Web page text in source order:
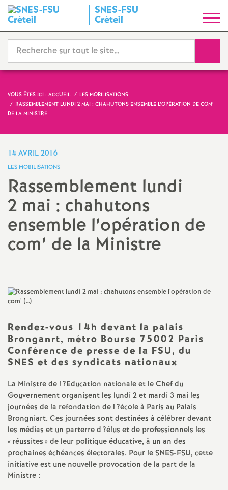
SNES-FSU
Créteil
y
n
d
t
N
i
o
n
a
l
d
e
VOUS ÊTES ICI : ACCUEIL
LES MOBILISATIONS
RASSEMBLEMENT LUNDI 2 MAI : CHAHUTONS ENSEMBLE L’OPÉRATION DE COM’
DE LA MINISTRE
14 AVRIL 2016
LES MOBILISATIONS
Rassemblement lundi
2 mai : chahutons
ensemble l’opération de
com’ de la Ministre
Rendez-vous 14h devant la palais
Bronganrt, métro Bourse 75002 Paris
Conférence de presse de la FSU, du
SNES et des syndicats nationaux
La Ministre de l?Education nationale et le Chef du
Gouvernement organisent les lundi 2 et mardi 3 mai les
journées de la refondation de l?école à Paris au Palais
Brongniart. Ces journées sont destinées à célébrer devant
les médias et un parterre d?élus et de professionnels les
«réussites» de leur politique éducative, à un an des
prochaines échéances électorales. Pour leSNES-FSU, cette
initiative est une nouvelle provocation de la part de la
Ministre :